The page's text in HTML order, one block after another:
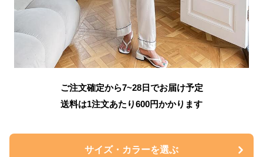
ご注文確定から7~28日でお届け予定
送料は1注文あたり600円かかります
サイズ・カラーを選ぶ